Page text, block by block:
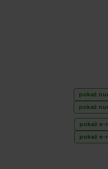
pokaż
pokaż
pokaż e-
pokaż e-